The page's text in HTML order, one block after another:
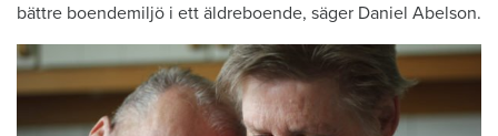
bättre boendemiljö i ett äldreboende, säger Daniel Abelson.